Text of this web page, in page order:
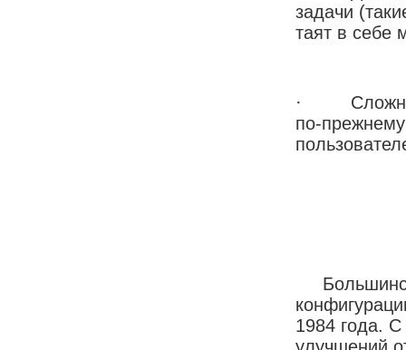
задачи
таят в себе
· Сложные
по-
1984 года.